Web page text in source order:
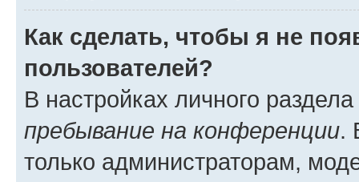
Как сделать, чтобы я не
пользователей?
В настройках личного
пребывание на конференции.
только администраторам,